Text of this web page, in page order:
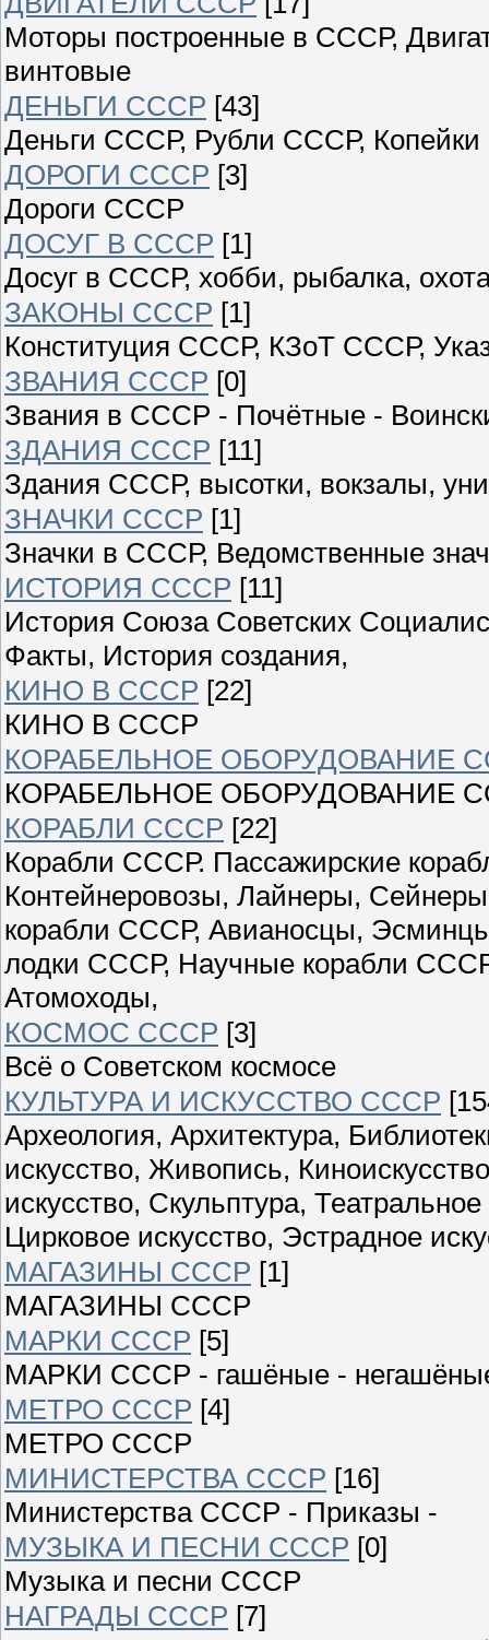
Моторы построенные в СССР,
винтовые
ДЕНЬГИ СССР [43]
Деньги СССР, Рубли СССР,
ДОРОГИ СССР [3]
Дороги СССР
ДОСУГ В СССР [1]
Досуг в СССР, хобби, рыбалка,
ЗАКОНЫ СССР [1]
Конституция СССР, КЗоТ СССР,
ЗВАНИЯ СССР [0]
Звания в СССР - Почётные -
ЗДАНИЯ СССР [11]
Здания СССР, высотки, вокзалы,
ЗНАЧКИ СССР [1]
Значки в СССР, Ведомственные
ИСТОРИЯ СССР [11]
История Союза Советских
Факты, История создания,
КИНО В СССР [22]
КИНО В СССР
КОРАБЕЛЬНОЕ ОБОРУДОВАНИЕ
КОРАБЕЛЬНОЕ ОБОРУДОВАНИЕ
КОРАБЛИ СССР [22]
Корабли СССР. Пассажирские
Контейнеровозы, Лайнеры,
корабли СССР, Авианосцы,
лодки СССР, Научные корабли
Атомоходы,
КОСМОС СССР [3]
Всё о Советском космосе
КУЛЬТУРА И ИСКУССТВО СССР
Археология, Архитектура,
искусство, Живопись,
искусство, Скульптура,
Цирковое искусство, Эстрадное
МАГАЗИНЫ СССР [1]
МАГАЗИНЫ СССР
МАРКИ СССР [5]
МАРКИ СССР - гашёные -
МЕТРО СССР [4]
МЕТРО СССР
МИНИСТЕРСТВА СССР [16]
Министерства СССР - Приказы -
МУЗЫКА И ПЕСНИ СССР [0]
Музыка и песни СССР
НАГРАДЫ СССР [7]